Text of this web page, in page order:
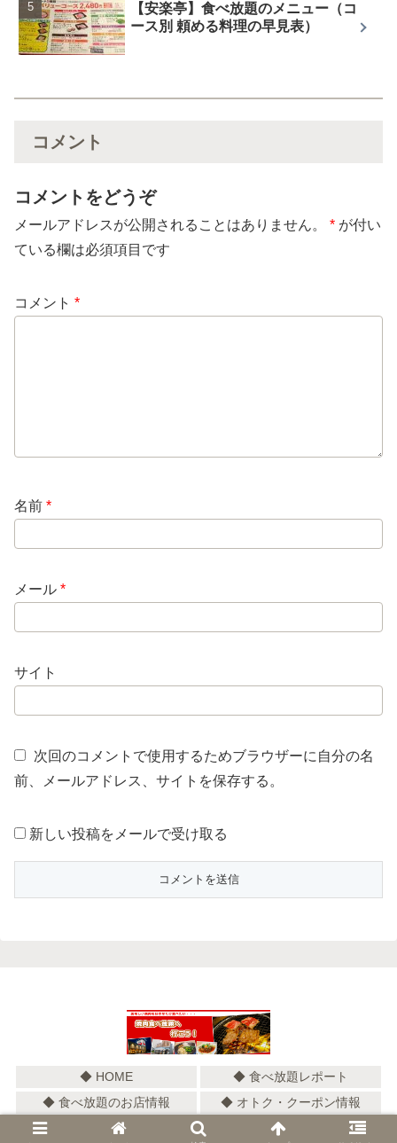
【安楽亭】食べ放題のメニュー（コ
ース別 頼める料理の早見表）
コメント
コメントをどうぞ
メールアドレスが公開されることはありません。 * が付い
ている欄は必須項目です
コメント *
名前 *
メール *
サイト
次回のコメントで使用するためブラウザーに自分の名
前、メールアドレス、サイトを保存する。
新しい投稿をメールで受け取る
◆ HOME
◆ 食べ放題レポート
◆ 食べ放題のお店情報
◆ オトク・クーポン情報
© 2018 焼肉食べ放題へ行こう！.